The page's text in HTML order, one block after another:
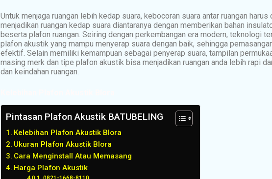
Untuk menjaga ruangan lebih kedap suara, kebocoran suara antar ruangan
menjadikan ruangan kedap suara diantaranya dengan memberikan bahan
beserta plafon ruangan. Seiring dengan perkembangan era modern, teknologi
plafon akustik yang mampu menyerap suara dengan baik, sehingga
efektif. Selain memiliki kemampuan sebagai penyerap suara, tampilan
masing merk dan tipe plafon akustik bisa menjadikan ruangan anda lebih rapi
dan keindahan ruangan.
Pintasan Plafon Akustik BATUBELING
Kelebihan Plafon Akustik Blora
Ukuran Plafon Akustik Blora
Cara Menginstall Atau Memasang
Harga Plafon Akustik